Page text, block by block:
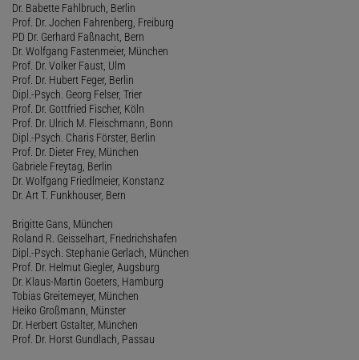
Dr. Babette Fahlbruch, Berlin
Prof. Dr. Jochen Fahrenberg, Freiburg
PD Dr. Gerhard Faßnacht, Bern
Dr. Wolfgang Fastenmeier, München
Prof. Dr. Volker Faust, Ulm
Prof. Dr. Hubert Feger, Berlin
Dipl.-Psych. Georg Felser, Trier
Prof. Dr. Gottfried Fischer, Köln
Prof. Dr. Ulrich M. Fleischmann, Bonn
Dipl.-Psych. Charis Förster, Berlin
Prof. Dr. Dieter Frey, München
Gabriele Freytag, Berlin
Dr. Wolfgang Friedlmeier, Konstanz
Dr. Art T. Funkhouser, Bern
Brigitte Gans, München
Roland R. Geisselhart, Friedrichshafen
Dipl.-Psych. Stephanie Gerlach, München
Prof. Dr. Helmut Giegler, Augsburg
Dr. Klaus-Martin Goeters, Hamburg
Tobias Greitemeyer, München
Heiko Großmann, Münster
Dr. Herbert Gstalter, München
Prof. Dr. Horst Gundlach, Passau